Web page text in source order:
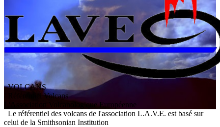
VOLCANS
/ Référentiel Volcans
ssociation V olcanologiqueEuropéenne
Le référentiel des volcans de l'association L.A.V.E. est basé sur
celui de la Smithsonian Institution